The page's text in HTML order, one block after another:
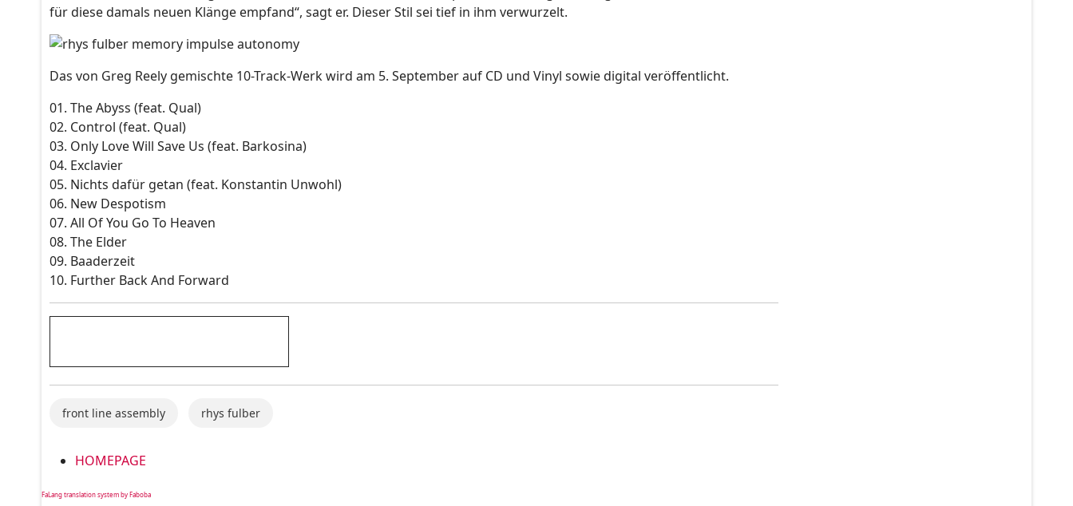
für diese damals neuen Klänge empfand“, sagt er. Dieser Stil sei tief in ihm verwurzelt.
Das von Greg Reely gemischte 10-Track-Werk wird am 5. September auf CD und Vinyl sowie digital veröffentlicht.
01. The Abyss (feat. Qual)
02. Control (feat. Qual)
03. Only Love Will Save Us (feat. Barkosina)
04. Exclavier
05. Nichts dafür getan (feat. Konstantin Unwohl)
06. New Despotism
07. All Of You Go To Heaven
08. The Elder
09. Baaderzeit
10. Further Back And Forward
front line assembly rhys fulber
HOMEPAGE
FaLang translation system by Faboba